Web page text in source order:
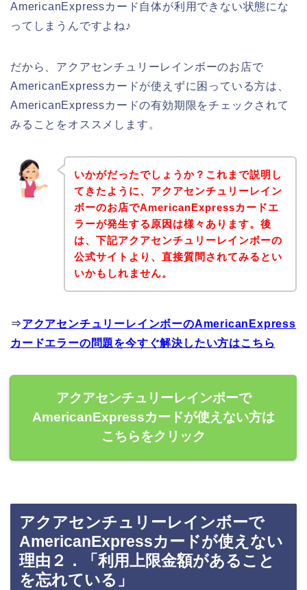
AmericanExpressカード自体が利用できない状態にな
ってしまうんですよね♪
だから、アクアセンチュリーレインボーのお店で
AmericanExpressカードが使えずに困っている方は、
AmericanExpressカードの有効期限をチェックされて
みることをオススメします。
いかがだったでしょうか？これまで説明し
てきたように、アクアセンチュリーレイン
ボーのお店でAmericanExpressカードエ
ラーが発生する原因は様々あります。後
は、下記アクアセンチュリーレインボーの
公式サイトより、直接質問されてみるとい
いかもしれません。
⇒アクアセンチュリーレインボーのAmericanExpress
カードエラーの問題を今すぐ解決したい方はこちら
アクアセンチュリーレインボーで
AmericanExpressカードが使えない方は
こちらをクリック
アクアセンチュリーレインボーで
AmericanExpressカードが使えない
理由２．「利用上限金額があること
を忘れている」